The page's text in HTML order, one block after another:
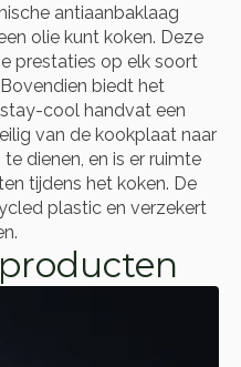
antiaanbaklaag
olie kunt koken. Deze
prestaties op elk soort
biedt het
cool handvat een
van de kookplaat naar
dienen, en is er ruimte
tijdens het koken. De
plastic en verzekert